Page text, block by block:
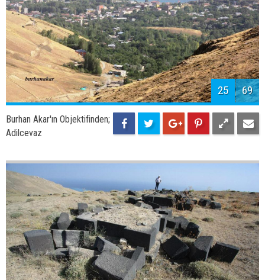
27 69
Burhan Akar'ın Objektifinden;
28 69